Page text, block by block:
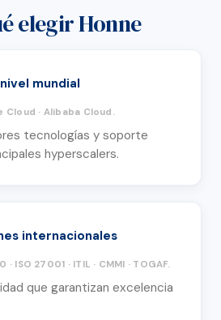
elegir Honne
mundial
Cloud · Alibaba Cloud.
tecnologías y soporte
hyperscalers.
internacionales
ISO 27001 · ITIL · CMMI · TOGAF.
que garantizan excelencia